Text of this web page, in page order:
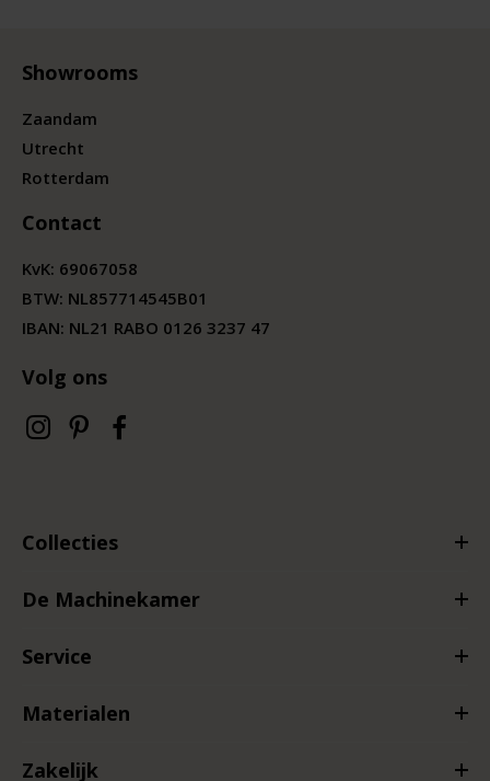
Showrooms
Zaandam
Utrecht
Rotterdam
Contact
KvK: 69067058
BTW: NL857714545B01
IBAN: NL21 RABO 0126 3237 47
Volg ons
Collecties
De Machinekamer
Service
Materialen
Zakelijk